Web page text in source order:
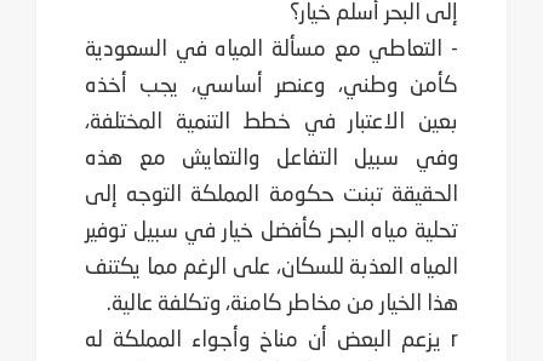
إلى البحر أسلم خيار؟
- التعاطي مع مسألة المياه في السعودية
كأمن وطني، وعنصر أساسي، يجب أخذه
بعين الاعتبار في خطط التنمية المختلفة،
وفي سبيل ‏التفاعل والتعايش مع هذه
الحقيقة تبنت حكومة المملكة التوجه إلى
تحلية مياه البحر كأفضل خيار في سبيل توفير
المياه العذبة للسكان، على ‏الرغم مما يكتنف
هذا الخيار من مخاطر كامنة، وتكلفة عالية.‏ ‏
r يزعم البعض أن مناخ وأجواء المملكة له